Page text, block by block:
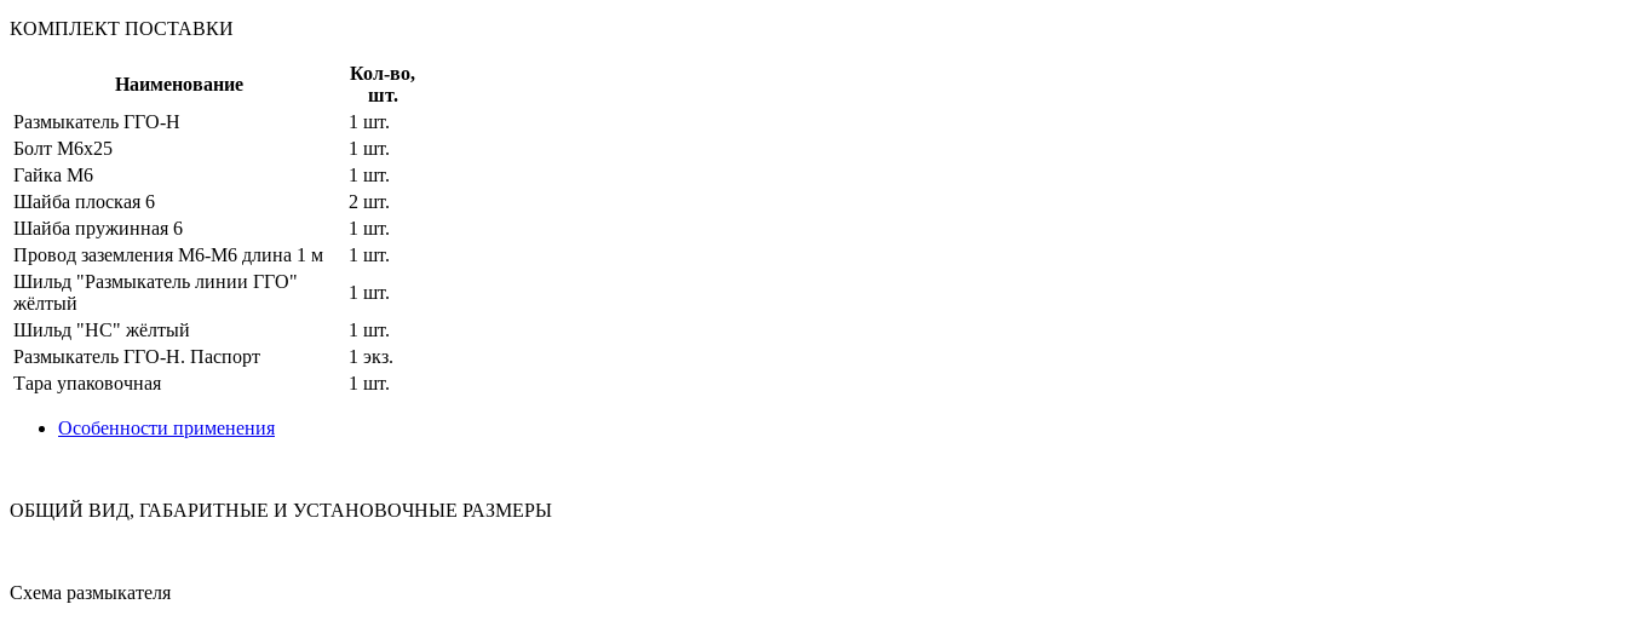
КОМПЛЕКТ ПОСТАВКИ
Наименование
Кол-во,
шт.
Размыкатель ГГО-Н
1 шт.
Болт М6х25
1 шт.
Гайка М6
1 шт.
Шайба плоская 6
2 шт.
Шайба пружинная 6
1 шт.
Провод заземления М6-М6 длина 1 м
1 шт.
Шильд "Размыкатель линии ГГО"
жёлтый
1 шт.
Шильд "НС" жёлтый
1 шт.
Размыкатель ГГО-Н. Паспорт
1 экз.
Тара упаковочная
1 шт.
Особенности применения
ОБЩИЙ ВИД, ГАБАРИТНЫЕ И УСТАНОВОЧНЫЕ РАЗМЕРЫ
Схема размыкателя